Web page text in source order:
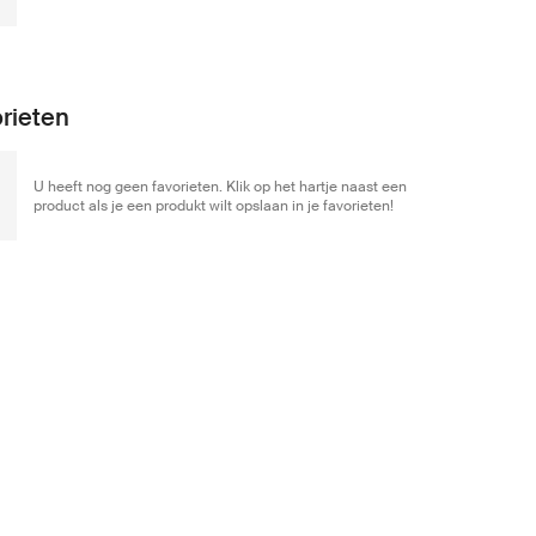
U heeft nog geen favorieten. Klik op het hartje naast een
product als je een produkt wilt opslaan in je favorieten!